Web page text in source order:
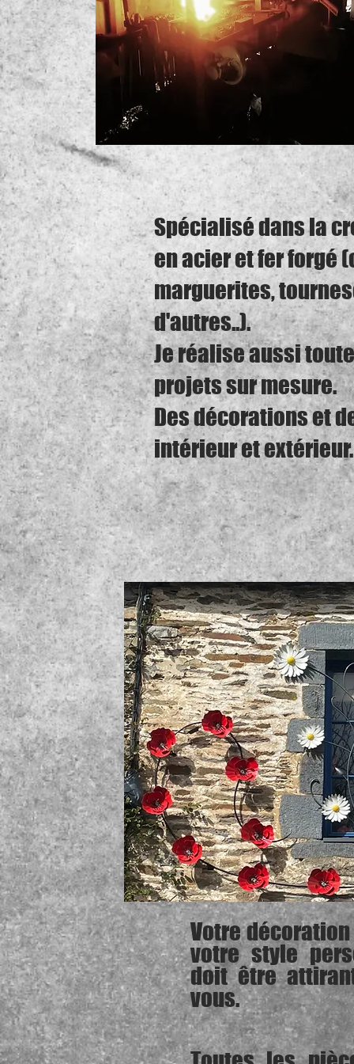
Spécialisé dans la
en acier et fer forgé
marguerites,
d'autres..).
Je réalise aussi
projets sur mesure.
Des décorations et
intérieur et extérieur.
Votre
votre style
doit être
vous.